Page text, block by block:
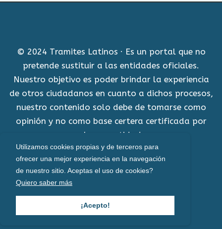
© 2024 Tramites Latinos · Es un portal que no
pretende sustituir a las entidades oficiales.
Nuestro objetivo es poder brindar la experiencia
de otros ciudadanos en cuanto a dichos procesos,
nuestro contenido solo debe de tomarse como
opinión y no como base certera certificada por
alguna entidad.
Aviso Legal
Política de cookies
Utilizamos cookies propias y de terceros para
ofrecer una mejor experiencia en la navegación
de nuestro sitio. Aceptas el uso de cookies?
Quiero saber más
¡Acepto!